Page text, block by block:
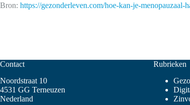
Bron: https://gezonderleven.com/hoe-kan-je-menopauzaal-
Contact
Noordstraat 10
4531 GG Terneuzen
Nederland
Rubrieken